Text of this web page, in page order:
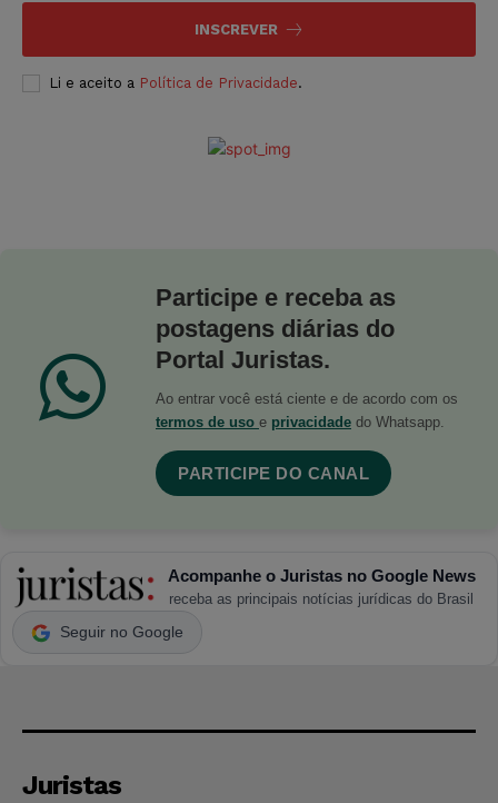
INSCREVER
Li e aceito a Política de Privacidade.
Participe e receba as
postagens diárias do
Portal Juristas.
Ao entrar você está ciente e de acordo com os
termos de uso e privacidade do Whatsapp.
PARTICIPE DO CANAL
Acompanhe o Juristas no Google News
receba as principais notícias jurídicas do Brasil
Seguir no Google
Juristas